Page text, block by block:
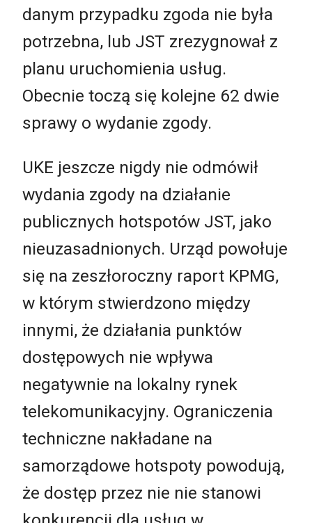
danym przypadku zgoda nie była
potrzebna, lub JST zrezygnował z
planu uruchomienia usług.
Obecnie toczą się kolejne 62 dwie
sprawy o wydanie zgody.
UKE jeszcze nigdy nie odmówił
wydania zgody na działanie
publicznych hotspotów JST, jako
nieuzasadnionych. Urząd powołuje
się na zeszłoroczny raport KPMG,
w którym stwierdzono między
innymi, że działania punktów
dostępowych nie wpływa
negatywnie na lokalny rynek
telekomunikacyjny. Ograniczenia
techniczne nakładane na
samorządowe hotspoty powodują,
że dostęp przez nie nie stanowi